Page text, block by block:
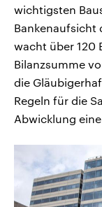
wichtigsten
Bankenaufsicht
wacht über 120
Bilanzsumme
die
Regeln für die
Abwicklung